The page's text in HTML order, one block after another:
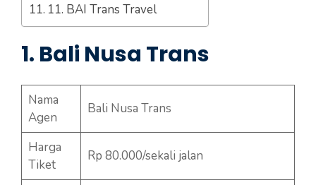
11. BAI Trans Travel
1. Bali Nusa Trans
Nama
Agen
Bali Nusa Trans
Harga
Tiket
Rp 80.000/sekali jalan